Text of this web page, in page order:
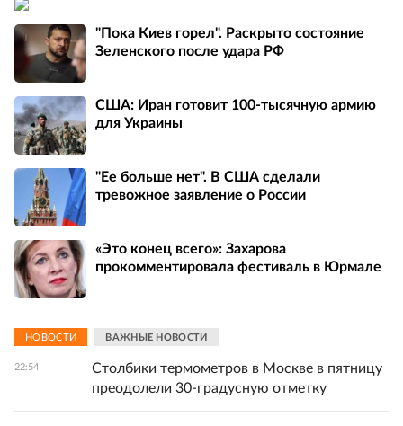
"Пока Киев горел". Раскрыто состояние
Зеленского после удара РФ
США: Иран готовит 100-тысячную армию
для Украины
"Ее больше нет". В США сделали
тревожное заявление о России
«Это конец всего»: Захарова
прокомментировала фестиваль в Юрмале
НОВОСТИ ВАЖНЫЕ НОВОСТИ
22:54
Столбики термометров в Москве в пятницу
преодолели 30-градусную отметку